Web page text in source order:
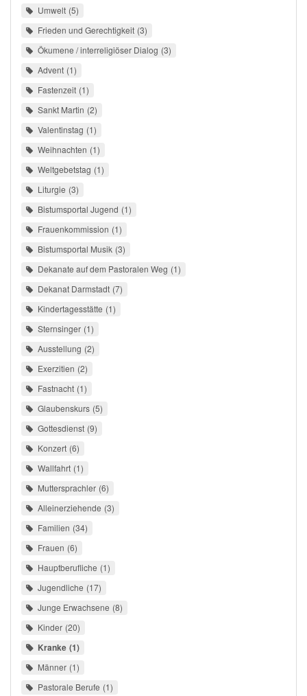
Umwelt 5
Frieden und Gerechtigkeit 3
Ökumene / interreligiöser Dialog 3
Advent 1
Fastenzeit 1
Sankt Martin 2
Valentinstag 1
Weihnachten 1
Weltgebetstag 1
Liturgie 3
Bistumsportal Jugend 1
Frauenkommission 1
Bistumsportal Musik 3
Dekanate auf dem Pastoralen Weg 1
Dekanat Darmstadt 7
Kindertagesstätte 1
Sternsinger 1
Ausstellung 2
Exerzitien 2
Fastnacht 1
Glaubenskurs 5
Gottesdienst 9
Konzert 6
Wallfahrt 1
Muttersprachler 6
Alleinerziehende 3
Familien 34
Frauen 6
Hauptberufliche 1
Jugendliche 17
Junge Erwachsene 8
Kinder 20
Kranke 1
Männer 1
Pastorale Berufe 1